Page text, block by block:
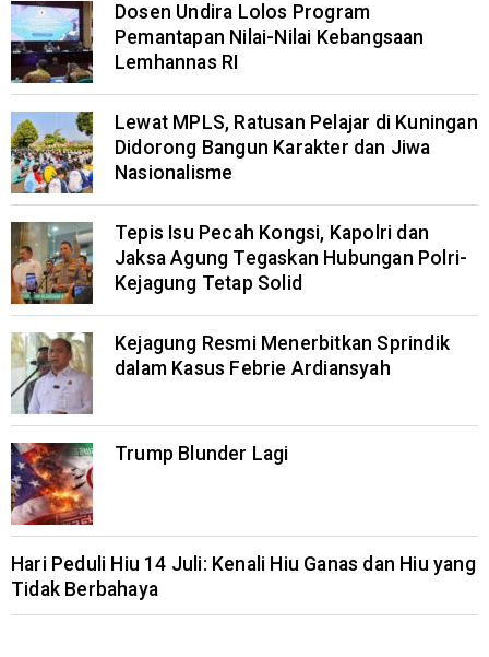
Dosen Undira Lolos Program
Pemantapan Nilai-Nilai Kebangsaan
Lemhannas RI
Lewat MPLS, Ratusan Pelajar di Kuningan
Didorong Bangun Karakter dan Jiwa
Nasionalisme
Tepis Isu Pecah Kongsi, Kapolri dan
Jaksa Agung Tegaskan Hubungan Polri-
Kejagung Tetap Solid
Kejagung Resmi Menerbitkan Sprindik
dalam Kasus Febrie Ardiansyah
Trump Blunder Lagi
Hari Peduli Hiu 14 Juli: Kenali Hiu Ganas dan Hiu yang
Tidak Berbahaya